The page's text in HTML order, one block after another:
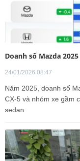
Doanh số Mazda
24/01/2026 08:47
Năm 2025, doanh số
CX-5 và nhóm xe gầm
sedan.